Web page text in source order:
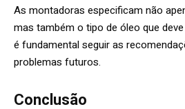
As montadoras especificam não
mas também o tipo de óleo que
é fundamental seguir as
problemas futuros.
Conclusão